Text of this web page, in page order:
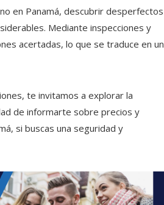
en Panamá, descubrir desperfectos
Mediante inspecciones y
acertadas, lo que se traduce en un
te invitamos a explorar la
de informarte sobre precios y
si buscas una seguridad y